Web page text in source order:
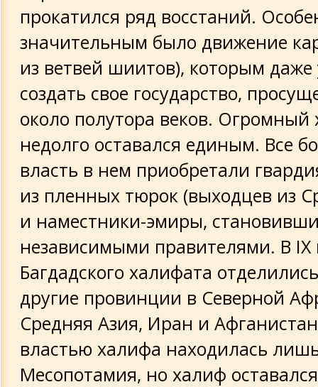
прокатился ряд восстаний.
значительным было движение
из ветвей шиитов), которым даже
создать свое государство,
около полутора веков. Огромный
недолго оставался единым. Все
власть в нем приобретали
из пленных тюрок (выходцев из
и наместники-эмиры,
независимыми правителями. В IX
Багдадского халифата
другие провинции в Северной
Средняя Азия, Иран и
властью халифа находилась
Месопотамия, но халиф